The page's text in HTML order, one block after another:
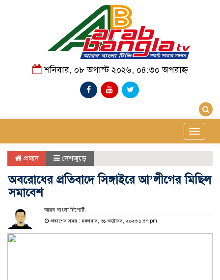
শনিবার, ০৮ অগাস্ট ২০২৬, ০৪:৩০ অপরাহ্ন
Toggle
প্রচ্ছদ দেশজুড়ে
অবরোধের প্রতিবাদে সিঙ্গাইরে আ’লীগের মিছিল
সমাবেশ
আরব-বাংলা রিপোর্ট:
প্রকাশের সময় : মঙ্গলবার, ৩১ অক্টোবর, ২০২৩ ১:৫৭ pm